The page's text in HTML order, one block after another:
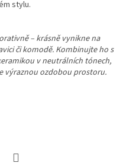
stylu.
– krásně vynikne na
či komodě. Kombinujte ho s
v neutrálních tónech,
výraznou ozdobou prostoru.